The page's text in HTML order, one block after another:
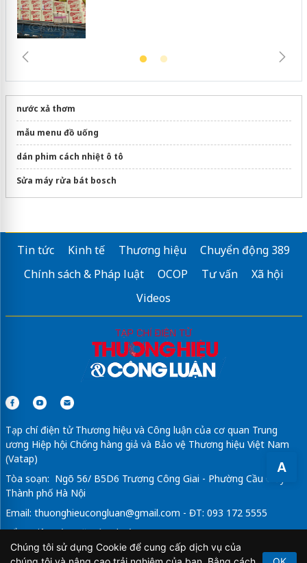
A
nước xả thơm
mẫu menu đồ uống
dán phim cách nhiệt ô tô
Sửa máy rửa bát bosch
Tin tức Kinh tế Thương hiệu
Chuyển động 389
Chính sách & Pháp luật
OCOP Tư vấn
Xã hội
Videos
Tạp chí điện tử Thương hiệu và Công luận của cơ quan Trung
ương Hiệp hội Chống hàng giả và Bảo vệ Thương hiệu Việt Nam
(Vatap)
Tòa soạn: Ngõ 56/ B5D6 Trương Công Giai - Phường Cầu Giấy -
Thành phố Hà Nội
Email: thuonghieucongluan@gmail.com - ĐT: 093 172 5555
Tổng Biên Tập: Vũ Đức Thuận
Giấy phép hoạt động báo chí điện tử số 64/GP-BTTTT do Bộ
Chúng tôi sử dụng Cookie để cung cấp dịch vụ của